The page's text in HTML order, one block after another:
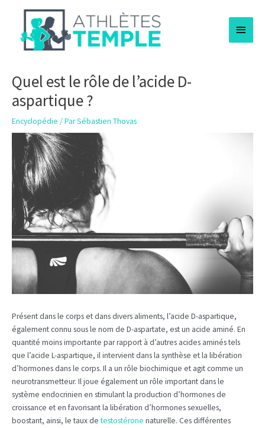
contenu
Menu
Quel est le rôle de l’acide D-
aspartique ?
Encyclopédie / ParSébastien Thovas
Présent dans le corps et dans divers aliments, l’acide D-aspartique,
également connu sous le nom de D-aspartate, est un acide aminé. En
quantité moins importante par rapport à d’autres acides aminés tels
que l’acide L-aspartique, il intervient dans la synthèse et la libération
d’hormones dans le corps. Il a un rôle biochimique et agit comme un
neurotransmetteur. Il joue également un rôle important dans le
système endocrinien en stimulant la production d’hormones de
croissance et en favorisant la libération d’hormones sexuelles,
boostant, ainsi, le taux detestostérone naturelle. Ces différentes